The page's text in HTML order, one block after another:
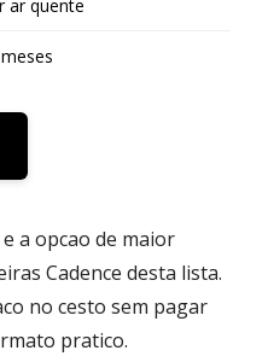
ar quente
a opcao de maior
Cadence desta lista.
no cesto sem pagar
pratico.